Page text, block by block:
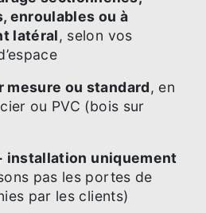
enroulables ou à
latéral, selon vos
mesure ou standard, en
ou PVC (bois sur
installation uniquement
pas les portes de
par les clients)